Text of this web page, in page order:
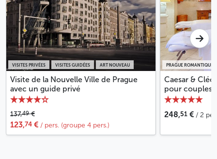
VISITES PRIVÉES VISITES GUIDÉES ART NOUVEAU
Visite de la Nouvelle Ville de Prague
avec un guide privé
137,49€
123,74 € / pers. (groupe 4 pers.)
PRAGUE ROMANTIQUE
Caesar &
pour couples
248,51 € / 2